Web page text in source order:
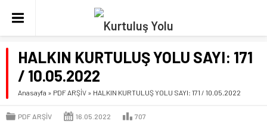
HALKIN KURTULUŞ YOLU SAYI: 171
/ 10.05.2022
Anasayfa » PDF ARŞİV » HALKIN KURTULUŞ YOLU SAYI: 171 / 10.05.2022
PDF ARŞİV 16.05.2022 707